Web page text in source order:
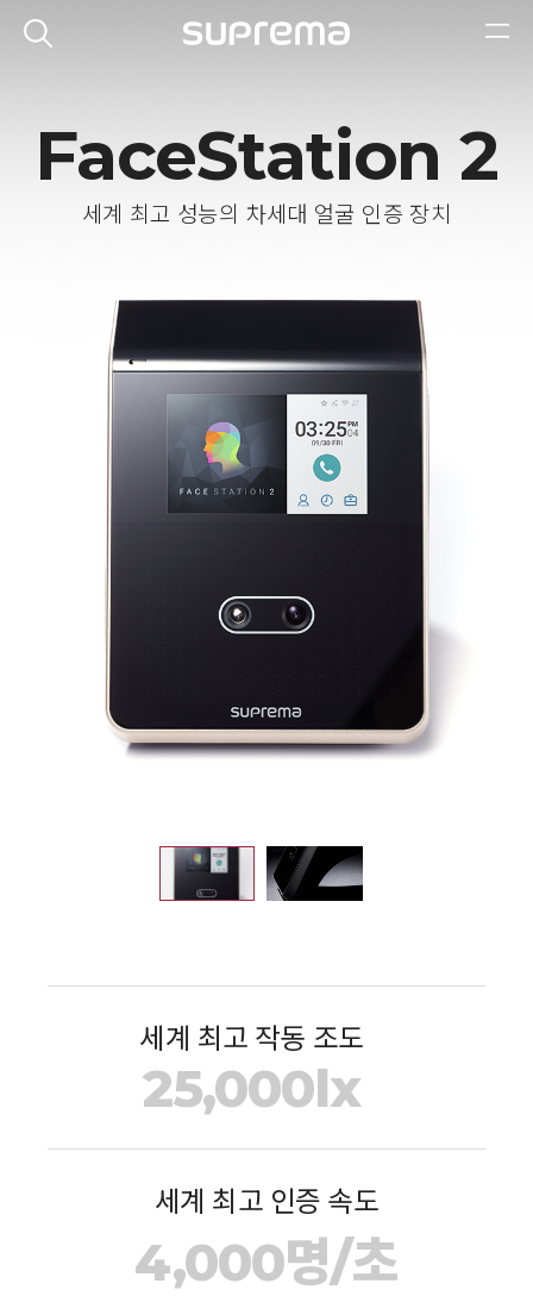
FaceStation 2
세계 최고 성능의 차세대 얼굴 인증 장치
세계 최고 작동 조도
25,000lx
세계 최고 인증 속도
4,000명/초